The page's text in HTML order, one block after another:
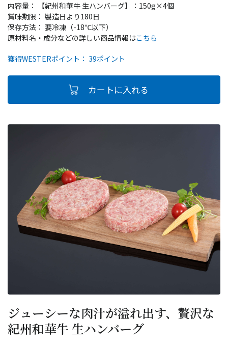
内容量： 【紀州和華牛 生ハンバーグ】：150g×4個
賞味期限： 製造日より180日
保存方法： 要冷凍（-18℃以下）
獲得WESTERポイント： 39ポイント
原材料名・成分などの詳しい商品情報はこちら
ジューシーな肉汁が溢れ出す、贅沢な
紀州和華牛 生ハンバーグ